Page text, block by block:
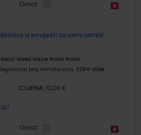
Omot
iz povijesti za osmi razred
Alesić Nazor Racić Racić
Registarski broj ministarstva: 7284-DOM
CIJENA: 12,00 €
Omot